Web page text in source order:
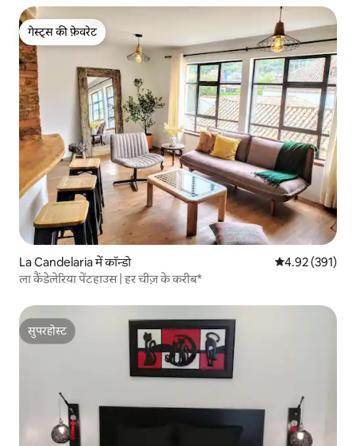
गेस्ट्स की फ़ेवरेट
गेस्ट्स की फ़ेवरेट
La Candelaria में कॉन्डो औसत रेटिंग 5 में से
4.92 (391)
ला कैंडेलेरिया पेंटहाउस | हर चीज़ के करीब*
सुपरहोस्ट
सुपरहोस्ट